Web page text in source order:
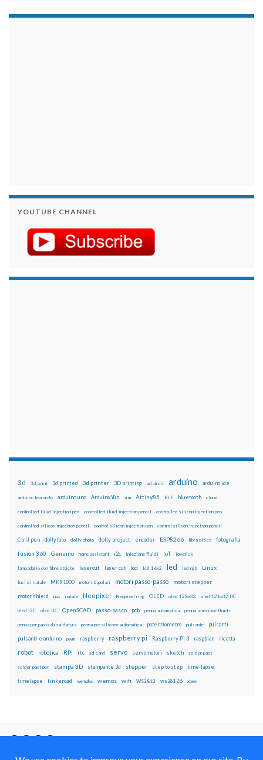
YOUTUBE CHANNEL
3d 3d print 3d printed 3d printer 3D printing adafruit arduino arduino ide
arduino leonardo arduino uno Arduino Yún arm Attiny85 BLE bluetooth cloud
controlled fluid injection pen controlled fluid injection pencil controlled silicon injection pen
controlled silicon injection pencil control silicon injection pen control silicon injection pencil
CtrlJ pen dolly foto dolly photo dolly project encoder ESP8266 fibra ottica fotografia
fusion 360 Genuino home assistant i2c iniezione fluidi IoT joystick
lampadario con fibre ottiche lasercut laser cut lcd lcd 16x2 led led rgb Linux
luci di natale MKR1000 motori bipolari motori passo-passo motori stepper
motor shield nas natale Neopixel Neopixel ring OLED oled 128x32 oled 128x32 IIC
oled i2C oled IIC OpenSCAD passo-passo pcb penna automatica penna iniezione fluidi
penna per pasta di saldatura penna per silicone automatica potenziometro pulsante pulsanti
pulsanti e arduino pwm raspberry raspberry pi Raspberry Pi 3 raspbian ricetta
robot robotica RPi rtc sd card servo servomotori sketch solder past
solder past pen stampa 3D stampante 3d stepper step to step time-lapse
timelapse tinkercad wemake wemos wifi WS2812 ws2812B xbee
con Licenza
Creative Commons Attribution Non commercial Share